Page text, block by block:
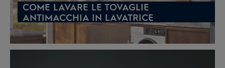
COME LAVARE LE TOVAGLIE
ANTIMACCHIA IN LAVATRICE